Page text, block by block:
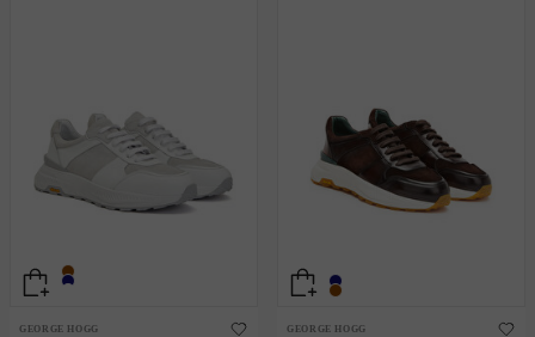
GEORGE HOGG GEORGE HOGG